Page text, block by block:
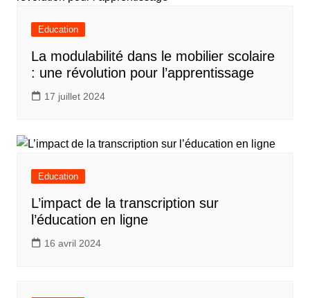
Education
La modulabilité dans le mobilier scolaire
: une révolution pour l’apprentissage
17 juillet 2024
Education
L’impact de la transcription sur
l’éducation en ligne
16 avril 2024